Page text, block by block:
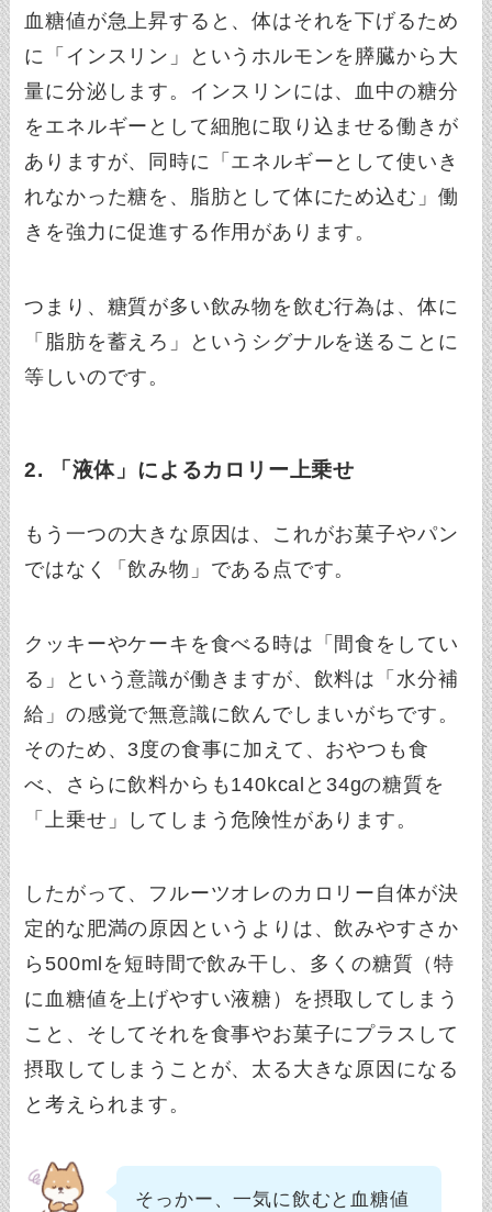
血糖値が急上昇すると、体はそれを下げるため
に「インスリン」というホルモンを膵臓から大
量に分泌します。インスリンには、血中の糖分
をエネルギーとして細胞に取り込ませる働きが
ありますが、同時に「エネルギーとして使いき
れなかった糖を、脂肪として体にため込む」働
きを強力に促進する作用があります。
つまり、糖質が多い飲み物を飲む行為は、体に
「脂肪を蓄えろ」というシグナルを送ることに
等しいのです。
2. 「液体」によるカロリー上乗せ
もう一つの大きな原因は、これがお菓子やパン
ではなく「飲み物」である点です。
クッキーやケーキを食べる時は「間食をしてい
る」という意識が働きますが、飲料は「水分補
給」の感覚で無意識に飲んでしまいがちです。
そのため、3度の食事に加えて、おやつも食
べ、さらに飲料からも140kcalと34gの糖質を
「上乗せ」してしまう危険性があります。
したがって、フルーツオレのカロリー自体が決
定的な肥満の原因というよりは、飲みやすさか
ら500mlを短時間で飲み干し、多くの糖質（特
に血糖値を上げやすい液糖）を摂取してしまう
こと、そしてそれを食事やお菓子にプラスして
摂取してしまうことが、太る大きな原因になる
と考えられます。
そっかー、一気に飲むと血糖値